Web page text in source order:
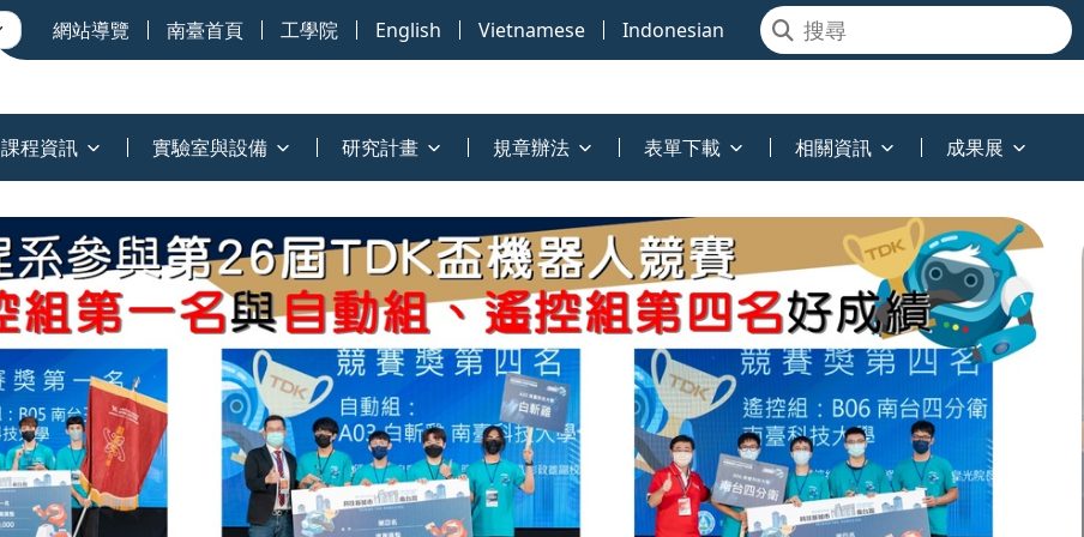
網站導覽 南臺首頁 工學院 English Vietnamese Indonesian
課程資訊 實驗室與設備 研究計畫 規章辦法 表單下載 相關資訊 成果展